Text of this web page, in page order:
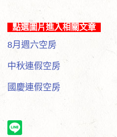
點選圖片進入相關文章
8月週六空房
中秋連假空房
國慶連假空房